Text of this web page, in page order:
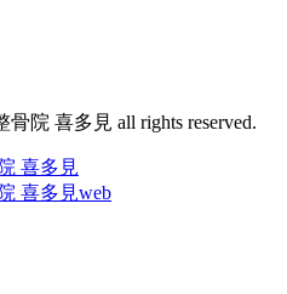
院 喜多見 all rights reserved.